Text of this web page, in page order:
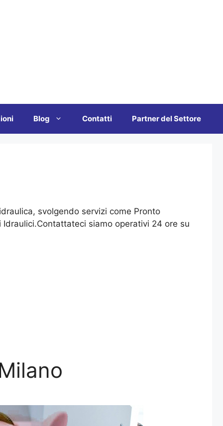
Blog Contatti Partner del Settore
svolgendo servizi come Pronto
siamo operativi 24 ore su